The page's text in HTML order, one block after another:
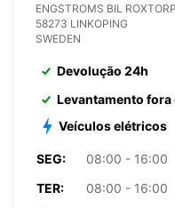
ENGSTROMS BIL
58273 LINKOPING
SWEDEN
Devolução 24h
Levantamento
Veículos elétricos
SEG:
08:00 - 16:00
TER:
08:00 - 16:00